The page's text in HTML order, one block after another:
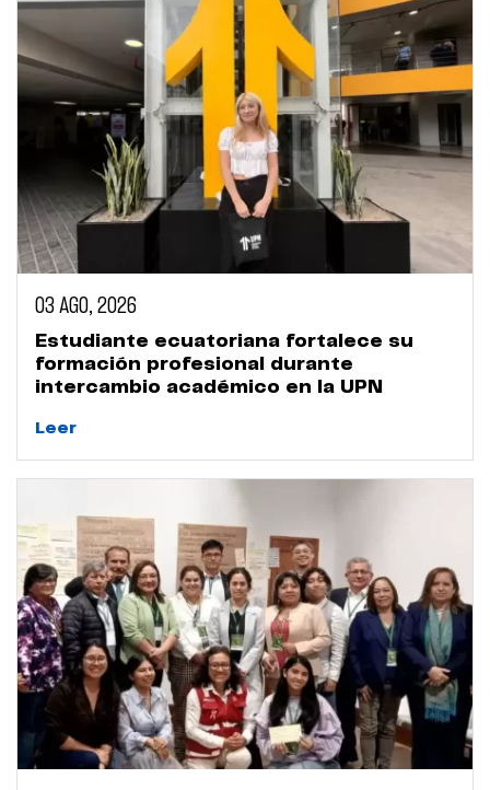
03 AGO, 2026
Estudiante ecuatoriana fortalece su
formación profesional durante
intercambio académico en la UPN
Leer